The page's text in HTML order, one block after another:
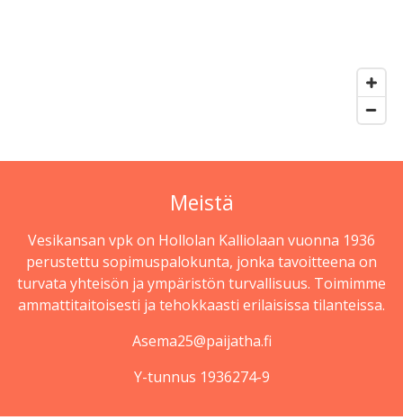
Meistä
Vesikansan vpk on Hollolan Kalliolaan vuonna 1936
perustettu sopimuspalokunta, jonka tavoitteena on
turvata yhteisön ja ympäristön turvallisuus. Toimimme
ammattitaitoisesti ja tehokkaasti erilaisissa tilanteissa.
Asema25@paijatha.fi
Y-tunnus 1936274-9